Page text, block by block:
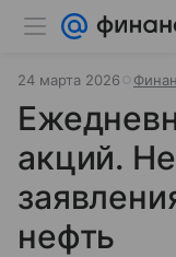
24 марта 2026
акций.
нефть